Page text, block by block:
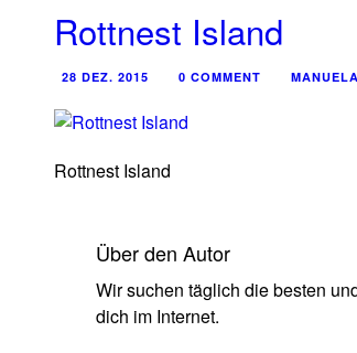
Rottnest Island
28 DEZ. 2015 0 COMMENT MANUELA
Rottnest Island
Über den Autor
Wir suchen täglich die besten
dich im Internet.